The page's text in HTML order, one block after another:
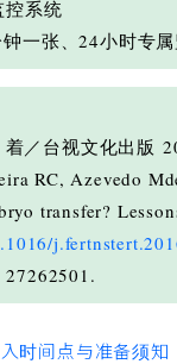
控系统
一张、24小时专
着／台视文化出版
RC, Azevedo
transfer?
时间点与准备须知